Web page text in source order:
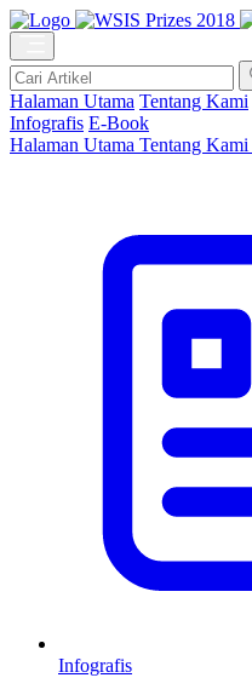
Halaman Utama Tentang Kami
Infografis E-Book
Halaman Utama Tentang Kami
Infografis